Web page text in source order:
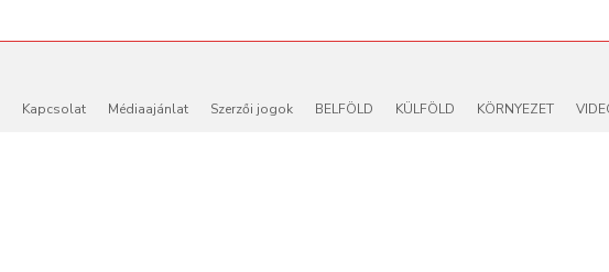
Kapcsolat Médiaajánlat Szerzői jogok BELFÖLD KÜLFÖLD KÖRNYEZET